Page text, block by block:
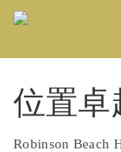
位置卓
Robinson Beach